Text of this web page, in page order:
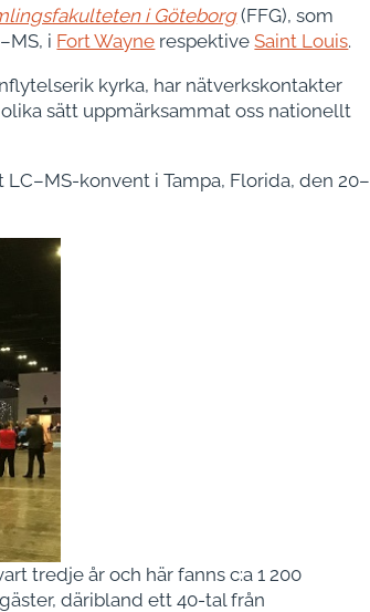
i Göteborg(FFG), som
i Fort Wayne respektiveSaint Louis.
kyrka, har nätverkskontakter
sätt uppmärksammat oss nationellt
konvent i Tampa, Florida, den 20–
tredje år och här fanns c:a 1 200
däribland ett 40-tal från